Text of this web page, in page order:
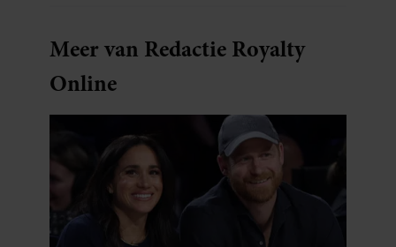
Meer van Redactie Royalty
Online